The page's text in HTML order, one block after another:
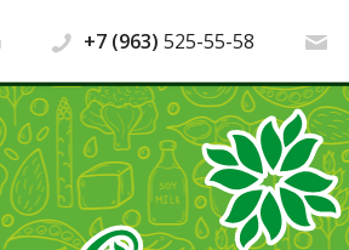
+7 (963) 525-55-58